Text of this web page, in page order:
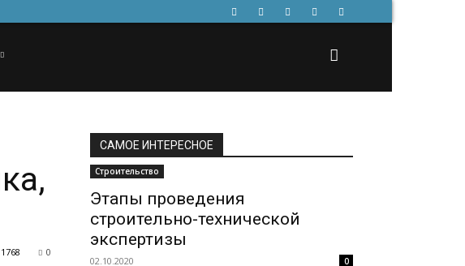
0
1768
САМОЕ ИНТЕРЕСНОЕ
Строительство
Этапы проведения
строительно-технической
экспертизы
02.10.2020 0